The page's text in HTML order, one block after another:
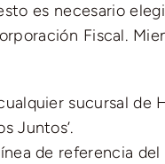
es necesario
Fiscal.
sucursal de
Juntos’.
de referencia del